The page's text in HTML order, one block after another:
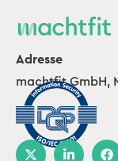
Adresse
machtfit GmbH,